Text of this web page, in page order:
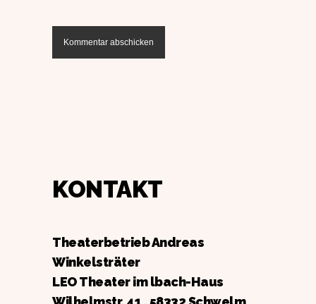
KONTAKT
Theaterbetrieb Andreas
Winkelsträter
LEO Theater im lbach-Haus